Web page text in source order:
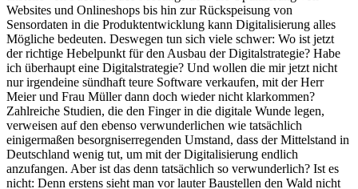
Websites und Onlineshops bis hin zur Rückspeisung von
Sensordaten in die Produktentwicklung kann Digitalisierung alles
Mögliche bedeuten. Deswegen tun sich viele schwer: Wo ist jetzt
der richtige Hebelpunkt für den Ausbau der Digitalstrategie? Habe
ich überhaupt eine Digitalstrategie? Und wollen die mir jetzt nicht
nur irgendeine sündhaft teure Software verkaufen, mit der Herr
Meier und Frau Müller dann doch wieder nicht klarkommen?
Zahlreiche Studien, die den Finger in die digitale Wunde legen,
verweisen auf den ebenso verwunderlichen wie tatsächlich
einigermaßen besorgniserregenden Umstand, dass der Mittelstand in
Deutschland wenig tut, um mit der Digitalisierung endlich
anzufangen. Aber ist das denn tatsächlich so verwunderlich? Ist es
nicht: Denn erstens sieht man vor lauter Baustellen den Wald nicht